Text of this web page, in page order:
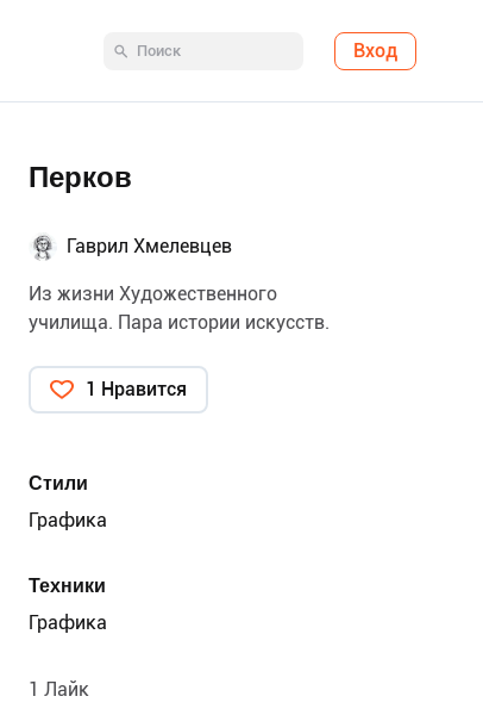
Вход
Перков
Гаврил Хмелевцев
Из жизни Художественного
училища. Пара истории искусств.
1 Нравится
Стили
Графика
Техники
Графика
1 Лайк